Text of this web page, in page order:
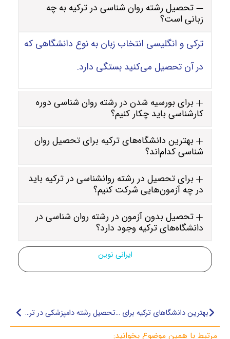
تحصیل رشته روان شناسی در ترکیه به چه
زبانی است؟
ترکی و انگلیسی انتخاب زبان به نوع دانشگاهی که
در آن تحصیل می‌کنید بستگی دارد.
برای بورسیه شدن در رشته روان شناسی دوره
کارشناسی باید چکار کنیم؟
بهترین دانشگاه‌های ترکیه برای تحصیل روان
شناسی کدام‌اند؟
برای تحصیل در رشته روانشناسی در ترکیه باید
در چه آزمون‌هایی شرکت کنیم؟
تحصیل بدون آزمون در رشته روان شناسی در
دانشگاه‌های ترکیه وجود دارد؟
ایرانی نوین
بهترین دانشگا‌های ترکیه برای تحصیل رشته کامپیوتر تحصیل رشته دامپزشکی در ترکیه
مرتبط با همین موضوع بخوانید: